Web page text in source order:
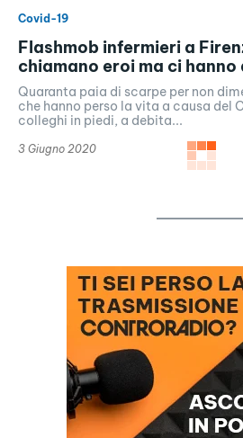
Covid-19
Flashmob infermieri a
chiamano eroi ma ci
Quaranta paia di scarpe per non
che hanno perso la vita a causa del
colleghi in piedi, a debita...
3 Giugno 2020